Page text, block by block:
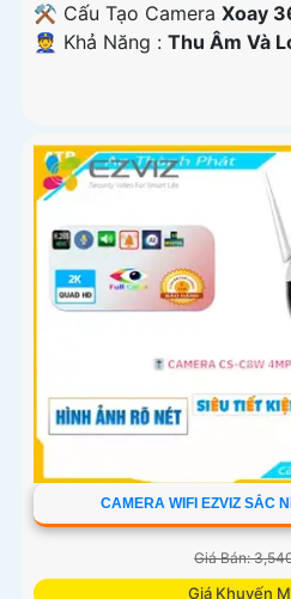
⚒ Cấu Tạo Camera Xoay
️👮 Khả Năng : Thu Âm Và
CAMERA WIFI EZVIZ SẮC
Giá Bán:
Giá Khuyến